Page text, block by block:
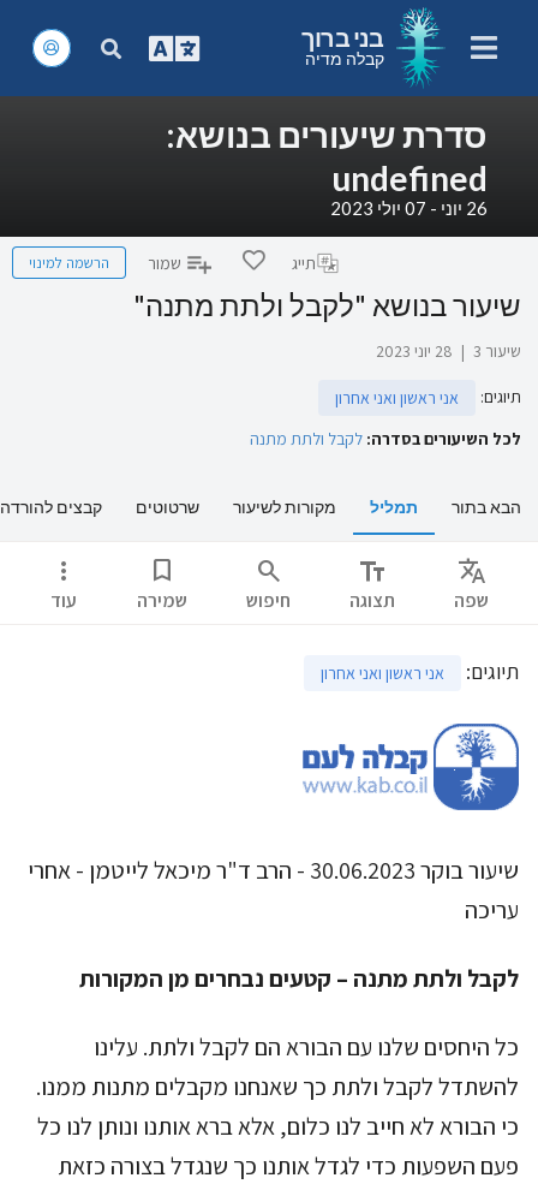
בני ברוך
קבלה מדיה
סדרת שיעורים בנושא:
undefined
26 יוני - 07 יולי 2023
תייג שמור הרשמה למינוי
שיעור בנושא "לקבל ולתת מתנה"
שיעור 3 | 28 יוני 2023
תיוגים:
אני ראשון ואני אחרון
לכל השיעורים בסדרה: לקבל ולתת מתנה
הבא בתור תמליל מקורות לשיעור שרטוטים קבצים להורדה
Translate
שפה
text_fields
תצוגה
search
חיפוש
bookmark
שמירה
more_vert
עוד
תיוגים: אני ראשון ואני אחרון
שיעור בוקר 30.06.2023 - הרב ד"ר מיכאל לייטמן - אחרי
עריכה
לקבל ולתת מתנה – קטעים נבחרים מן המקורות
כל היחסים שלנו עם הבורא הם לקבל ולתת. עלינו
להשתדל לקבל ולתת כך שאנחנו מקבלים מתנות ממנו.
כי הבורא לא חייב לנו כלום, אלא ברא אותנו ונותן לנו כל
פעם השפעות כדי לגדל אותנו כך שנגדל בצורה כזאת